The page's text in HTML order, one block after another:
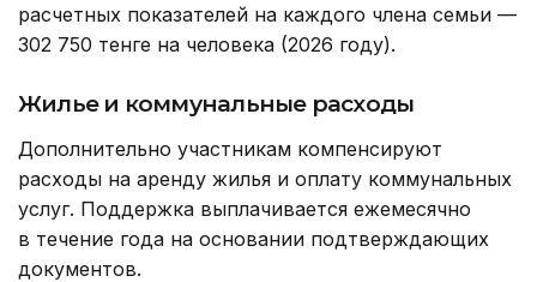
расчетных показателей на каждого члена семьи —
302 750 тенге на человека (2026 году).
Жилье и коммунальные расходы
Дополнительно участникам компенсируют
расходы на аренду жилья и оплату коммунальных
услуг. Поддержка выплачивается ежемесячно
в течение года на основании подтверждающих
документов.